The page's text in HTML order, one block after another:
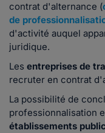
contrat d'alternance (
de
d'activité auquel
juridique.
Les entreprises de
recruter en contrat
La possibilité de
professionnalisation
établissements